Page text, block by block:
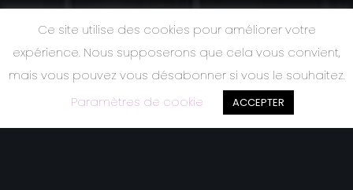
NOUSSOMMES
LYRIC’OPE ETTE
Ce site utilise des cookies pour améliorer votre
expérience. Nous supposerons que cela vous convient,
mais vous pouvez vous désabonner si vous le souhaitez.
Paramètres de cookie
ACCEPTER